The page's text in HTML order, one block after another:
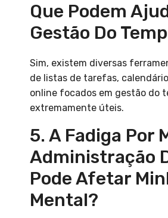
Que Podem
Gestão Do
Sim, existem diversas
de listas de tarefas,
online focados em gestão do
extremamente úteis.
5. A Fadiga Por
Administração
Pode Afetar
Mental?